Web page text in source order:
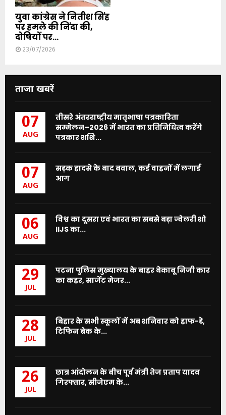
युवा कांग्रेस ने नितीश सिंह
पर हमले की निंदा की,
दोषियों पर...
23/07/2026
ताजा खबरें
07
AUG
तीसरे अंतरराष्ट्रीय मातृभाषा पत्रकारिता
सम्मेलन–2026 में भारत का प्रतिनिधित्व करेंगे
पत्रकार शशि...
07
AUG
सड़क हादसे के बाद बवाल, कई वाहनों में लगाई
आग
06
AUG
विश्व का दूसरा एवं भारत का सबसे बड़ा ज्वेलरी शो
IIJS का...
29
JUL
पटना पुलिस मुख्यालय के बाहर बेकाबू निजी कार
का कहर, सार्जेंट मेजर...
28
JUL
बिहार के सभी स्कूलों में अब शनिवार को हाफ-डे,
टिफिन ब्रेक के...
26
JUL
छात्र आंदोलन के बीच पूर्व मंत्री तेज प्रताप यादव
गिरफ्तार, सीजेएम के...